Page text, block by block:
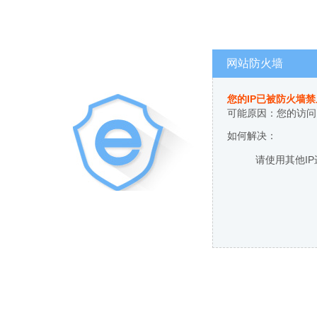
网站防火墙
您的IP已被防火墙
可能原因：您的访
如何解决：
请使用其他